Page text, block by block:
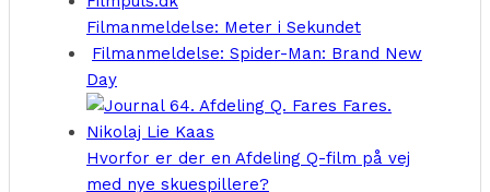
Filmanmeldelse: Meter i Sekundet
Filmanmeldelse: Spider-Man: Brand New
Day
Hvorfor er der en Afdeling Q-film på vej
med nye skuespillere?